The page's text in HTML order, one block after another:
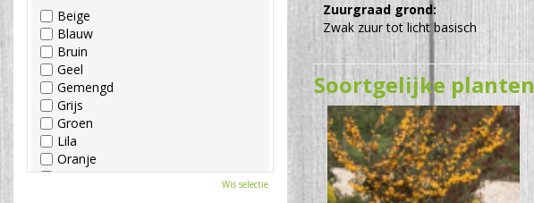
Zuurgraad grond:
Zwak zuur tot licht basisch
Soortgelijke planten
Beige
Blauw
Bruin
Geel
Gemengd
Grijs
Groen
Lila
Oranje
Paars
Wis selectie